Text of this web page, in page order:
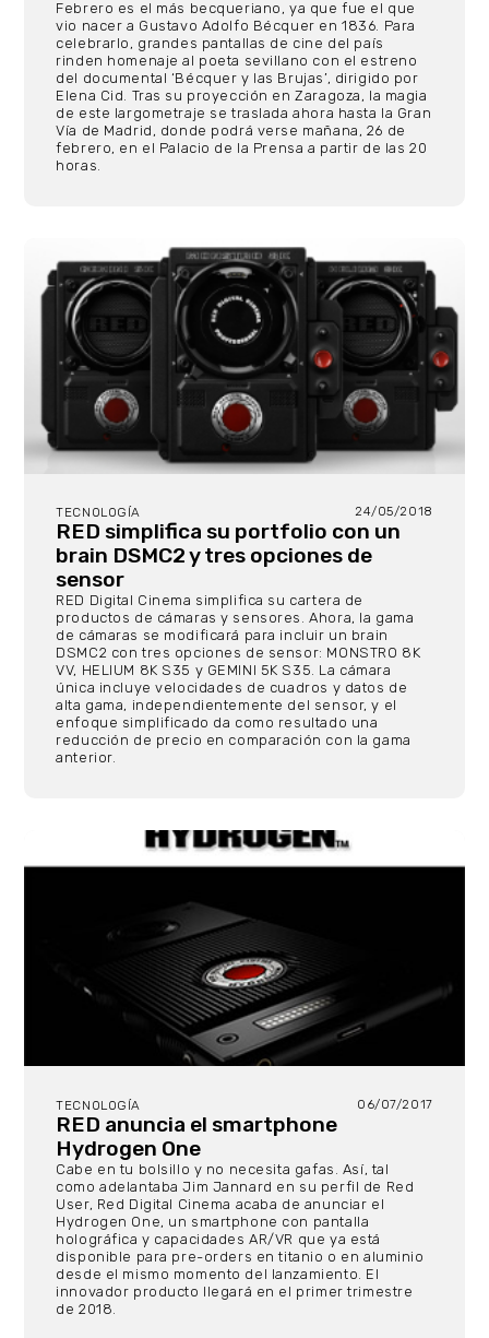
Febrero es el más becqueriano, ya que fue el que
vio nacer a Gustavo Adolfo Bécquer en 1836. Para
celebrarlo, grandes pantallas de cine del país
rinden homenaje al poeta sevillano con el estreno
del documental ‘Bécquer y las Brujas’, dirigido por
Elena Cid. Tras su proyección en Zaragoza, la magia
de este largometraje se traslada ahora hasta la Gran
Vía de Madrid, donde podrá verse mañana, 26 de
febrero, en el Palacio de la Prensa a partir de las 20
horas.
TECNOLOGÍA 24/05/2018
RED simplifica su portfolio con un
brain DSMC2 y tres opciones de
sensor
RED Digital Cinema simplifica su cartera de
productos de cámaras y sensores. Ahora, la gama
de cámaras se modificará para incluir un brain
DSMC2 con tres opciones de sensor: MONSTRO 8K
VV, HELIUM 8K S35 y GEMINI 5K S35. La cámara
única incluye velocidades de cuadros y datos de
alta gama, independientemente del sensor, y el
enfoque simplificado da como resultado una
reducción de precio en comparación con la gama
anterior.
TECNOLOGÍA 06/07/2017
RED anuncia el smartphone
Hydrogen One
Cabe en tu bolsillo y no necesita gafas. Así, tal
como adelantaba Jim Jannard en su perfil de Red
User, Red Digital Cinema acaba de anunciar el
Hydrogen One, un smartphone con pantalla
holográfica y capacidades AR/VR que ya está
disponible para pre-orders en titanio o en aluminio
desde el mismo momento del lanzamiento. El
innovador producto llegará en el primer trimestre
de 2018.